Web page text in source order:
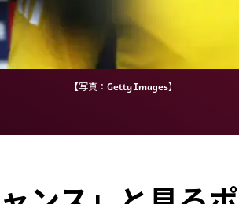
【写真：Getty Images】